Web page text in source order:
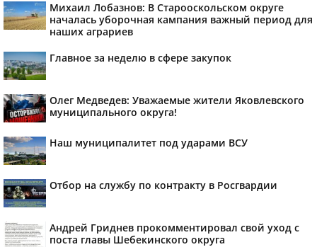
Михаил Лобазнов: В Старооскольском округе
началась уборочная кампания важный период для
наших аграриев
Главное за неделю в сфере закупок
Олег Медведев: Уважаемые жители Яковлевского
муниципального округа!
Наш муниципалитет под ударами ВСУ
Отбор на службу по контракту в Росгвардии
Андрей Гриднев прокомментировал свой уход с
поста главы Шебекинского округа